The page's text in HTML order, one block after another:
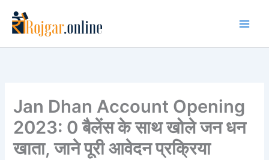
content
Jan Dhan Account Opening
2023: 0 बैलेंस के साथ खोले जन धन
खाता, जाने पूरी आवेदन प्रक्रिया